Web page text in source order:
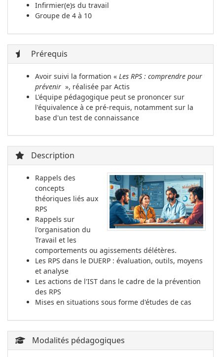
Infirmier(e)s du travail
Groupe de 4 à 10
Prérequis
Avoir suivi la formation « Les RPS : comprendre pour
prévenir », réalisée par Actis
L'équipe pédagogique peut se prononcer sur
l'équivalence à ce pré-requis, notamment sur la
base d'un test de connaissance
Description
Rappels des
concepts
théoriques liés aux
RPS
Rappels sur
l'organisation du
Travail et les
comportements ou agissements délétères.
Les RPS dans le DUERP : évaluation, outils, moyens
et analyse
Les actions de l'IST dans le cadre de la prévention
des RPS
Mises en situations sous forme d'études de cas
Modalités pédagogiques